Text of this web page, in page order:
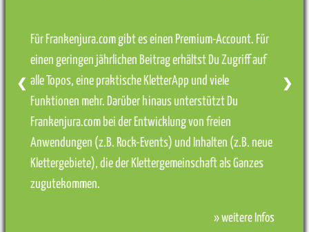
Für Frankenjura.com gibt es einen Premium-Account. Für
einen geringen jährlichen Beitrag erhältst Du Zugriff auf
alle Topos, eine praktische KletterApp und viele
Funktionen mehr. Darüber hinaus unterstützt Du
Frankenjura.com bei der Entwicklung von freien
Anwendungen (z.B. Rock-Events) und Inhalten (z.B. neue
Klettergebiete), die der Klettergemeinschaft als Ganzes
zugutekommen.
» weitere Infos
❮ ❯